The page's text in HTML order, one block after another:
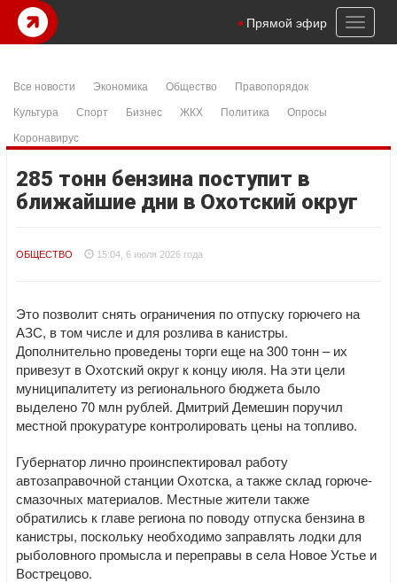
Toggle
Прямой эфир
Все новости Экономика Общество
Правопорядок
Культура
Спорт Бизнес ЖКХ Политика
Опросы
Коронавирус
285 тонн бензина поступит в
ближайшие дни в Охотский округ
ОБЩЕСТВО 15:04, 6 июля 2026 года
Это позволит снять ограничения по отпуску горючего на
АЗС, в том числе и для розлива в канистры.
Дополнительно проведены торги еще на 300 тонн – их
привезут в Охотский округ к концу июля. На эти цели
муниципалитету из регионального бюджета было
выделено 70 млн рублей. Дмитрий Демешин поручил
местной прокуратуре контролировать цены на топливо.
Губернатор лично проинспектировал работу
автозаправочной станции Охотска, а также склад горюче-
смазочных материалов. Местные жители также
обратились к главе региона по поводу отпуска бензина в
канистры, поскольку необходимо заправлять лодки для
рыболовного промысла и переправы в села Новое Устье и
Вострецово.